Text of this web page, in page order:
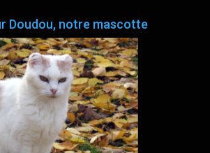
Doudou, notre mascotte